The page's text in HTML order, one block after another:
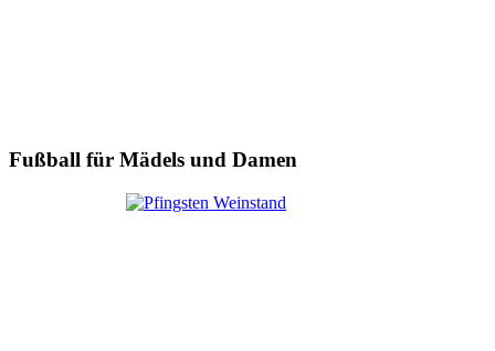
Fußball für Mädels und Damen